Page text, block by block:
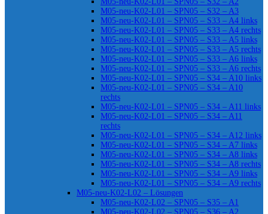
M05-neu-K02-L01 – SPN05 – S32 – A3
M05-neu-K02-L01 – SPN05 – S33 – A4 links
M05-neu-K02-L01 – SPN05 – S33 – A4 rechts
M05-neu-K02-L01 – SPN05 – S33 – A5 links
M05-neu-K02-L01 – SPN05 – S33 – A5 rechts
M05-neu-K02-L01 – SPN05 – S33 – A6 links
M05-neu-K02-L01 – SPN05 – S33 – A6 rechts
M05-neu-K02-L01 – SPN05 – S34 – A10 links
M05-neu-K02-L01 – SPN05 – S34 – A10
rechts
M05-neu-K02-L01 – SPN05 – S34 – A11 links
M05-neu-K02-L01 – SPN05 – S34 – A11
rechts
M05-neu-K02-L01 – SPN05 – S34 – A12 links
M05-neu-K02-L01 – SPN05 – S34 – A7 links
M05-neu-K02-L01 – SPN05 – S34 – A8 links
M05-neu-K02-L01 – SPN05 – S34 – A8 rechts
M05-neu-K02-L01 – SPN05 – S34 – A9 links
M05-neu-K02-L01 – SPN05 – S34 – A9 rechts
M05-neu-K02-L02 – Lösungen
M05-neu-K02-L02 – SPN05 – S35 – A1
M05-neu-K02-L02 – SPN05 – S36 – A2